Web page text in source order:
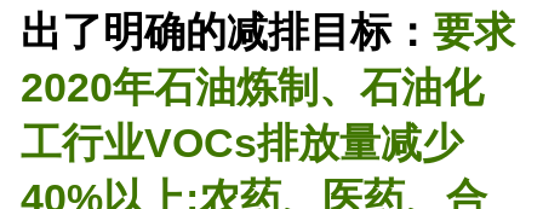
出了明确的减排目标： 要求
2020年石油炼制、石油化
工行业VOCs排放量减少
40%以上;农药、医药、合